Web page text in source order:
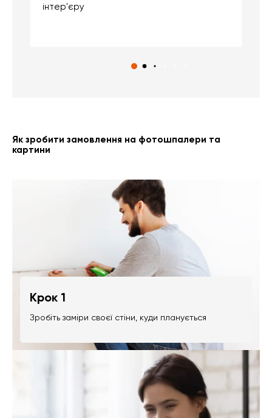
інтер'єру
Як зробити замовлення на фотошпалери та
картини
Крок 1
Зробіть заміри своєї стіни, куди планується